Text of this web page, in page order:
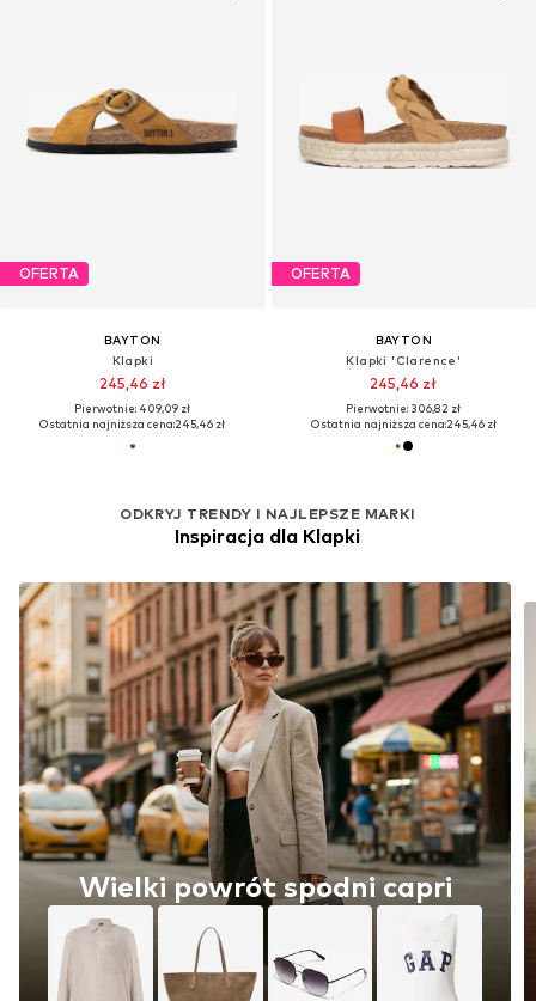
OFERTA
BAYTON
Klapki
245,46 zł
Pierwotnie: 409,09 zł
Ostatnia najniższa cena:245,46 zł
OFERTA
BAYTON
Klapki 'Clarence'
245,46 zł
Pierwotnie: 306,82 zł
Ostatnia najniższa cena:245,46 zł
ODKRYJ TRENDY I NAJLEPSZE MARKI
Inspiracja dla Klapki
Wielki powrót spodni capri